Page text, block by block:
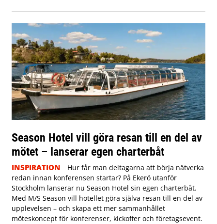
Season Hotel vill göra resan till en del av
mötet – lanserar egen charterbåt
INSPIRATION
Hur får man deltagarna att börja nätverka
redan innan konferensen startar? På Ekerö utanför
Stockholm lanserar nu Season Hotel sin egen charterbåt.
Med M/S Season vill hotellet göra själva resan till en del av
upplevelsen – och skapa ett mer sammanhållet
möteskoncept för konferenser, kickoffer och företagsevent.